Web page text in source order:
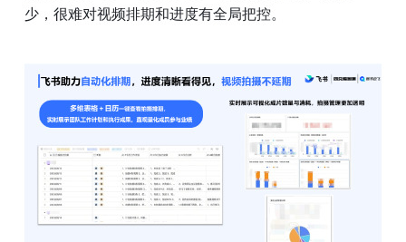
少，很难对视频排期和进度有全局把控。